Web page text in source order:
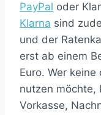
PayPal oder
Klarna sind
und der
erst ab einem
Euro. Wer
nutzen möchte,
Vorkasse,